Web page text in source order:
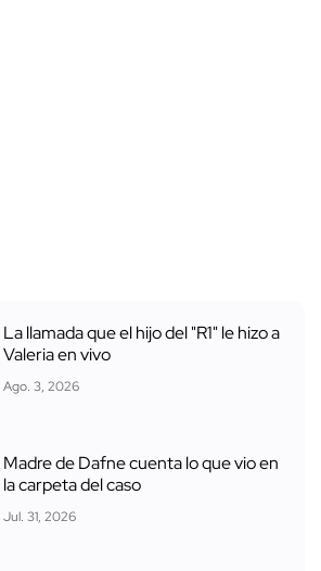
La llamada que el hijo del "R1" le hizo a
Valeria en vivo
Ago. 3, 2026
Madre de Dafne cuenta lo que vio en
la carpeta del caso
Jul. 31, 2026